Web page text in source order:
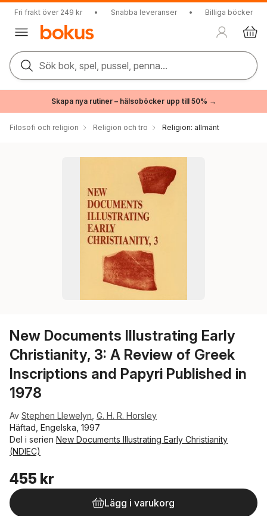
Fri frakt över 249 kr • Snabba leveranser • Billiga böcker
Sök bok, spel, pussel, penna...
Skapa nya rutiner – hälsoböcker upp till 50% →
Filosofi och religion Religion och tro Religion: allmänt
New Documents Illustrating Early
Christianity, 3: A Review of Greek
Inscriptions and Papyri Published in
1978
Av Stephen Llewelyn G. H. R. Horsley
Häftad, Engelska, 1997
Del i serien New Documents Illustrating Early Christianity
(NDIEC)
455 kr
Lägg i varukorg